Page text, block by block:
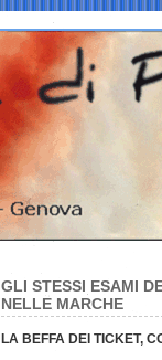
GLI STESSI ESAMI
NELLE MARCHE
LA BEFFA DEI TICKET,